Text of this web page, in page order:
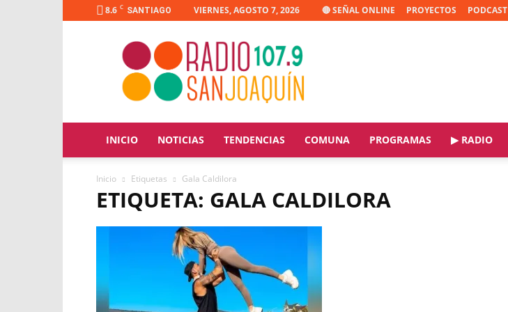
8.6 C SANTIAGO VIERNES, AGOSTO 7, 2026 🔴 SEÑAL ONLINE PROYECTOS PODCAST
Radio
Joaquín
INICIO NOTICIAS TENDENCIAS COMUNA PROGRAMAS ▶ RADIO
Inicio Etiquetas Gala Caldilora
ETIQUETA: GALA CALDILORA